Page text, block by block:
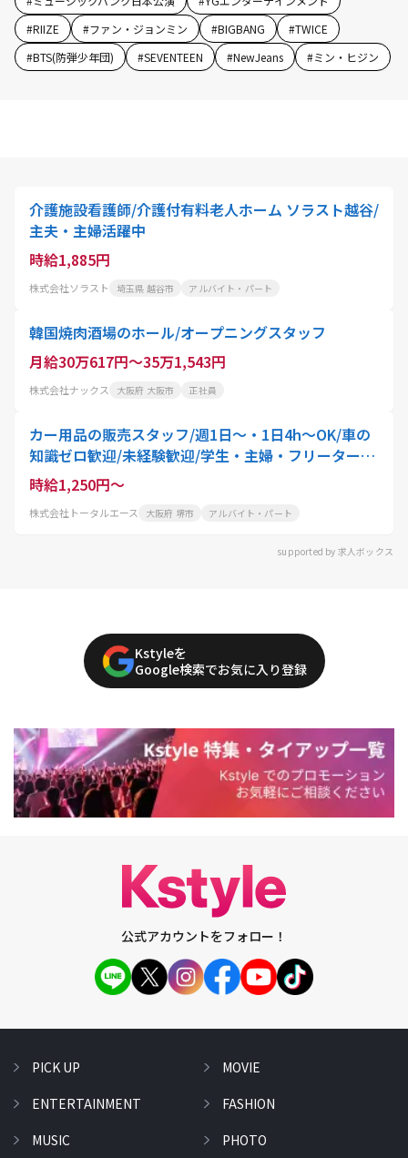
#RIIZE #ファン・ジョンミン #BIGBANG #TWICE
#BTS(防弾少年団) #SEVENTEEN #NewJeans #ミン・ヒジン
介護施設看護師/介護付有料老人ホーム ソラスト越谷/
主夫・主婦活躍中
時給1,885円
株式会社ソラスト 埼玉県 越谷市 アルバイト・パート
韓国焼肉酒場のホール/オープニングスタッフ
月給30万617円～35万1,543円
株式会社ナックス 大阪府 大阪市 正社員
カー用品の販売スタッフ/週1日～・1日4h～OK/車の
知識ゼロ歓迎/未経験歓迎/学生・主婦・フリーター大
歓迎
時給1,250円～
株式会社トータルエース 大阪府 堺市 アルバイト・パート
supported by 求人ボックス
Kstyleを
Google検索でお気に入り登録
公式アカウントをフォロー！
PICK UP
ENTERTAINMENT
MUSIC
MOVIE
FASHION
PHOTO